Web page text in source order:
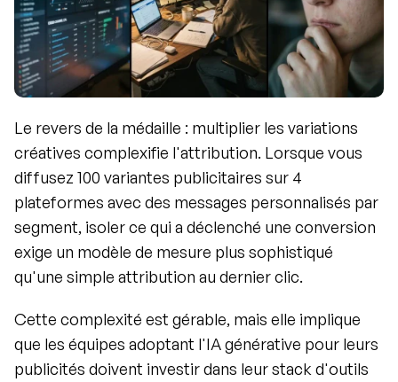
Le revers de la médaille : multiplier les variations
créatives complexifie l'attribution. Lorsque vous
diffusez 100 variantes publicitaires sur 4
plateformes avec des messages personnalisés par
segment, isoler ce qui a déclenché une conversion
exige un modèle de mesure plus sophistiqué
qu'une simple attribution au dernier clic.
Cette complexité est gérable, mais elle implique
que les équipes adoptant l'IA générative pour leurs
publicités doivent investir dans leur stack d'outils